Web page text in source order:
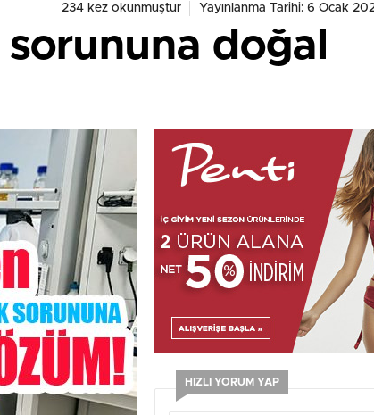
234 kez okunmuştur Yayınlanma Tarihi: 6 Ocak
sorununa doğal
HIZLI YORUM YAP